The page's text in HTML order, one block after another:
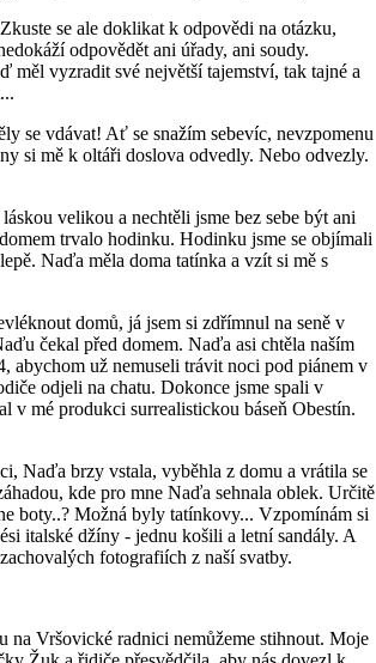
se ale doklikat k odpovědi na otázku,
odpovědět ani úřady, ani soudy.
měl vyzradit své největší tajemství, tak tajné a
se vdávat! Ať se snažím sebevíc, nevzpomenu
si mě k oltáři doslova odvedly. Nebo odvezly.
velikou a nechtěli jsme bez sebe být ani
trvalo hodinku. Hodinku jsme se objímali
Naďa měla doma tatínka a vzít si mě s
domů, já jsem si zdřímnul na seně v
čekal před domem. Naďa asi chtěla naším
abychom už nemuseli trávit noci pod piánem v
odjeli na chatu. Dokonce jsme spali v
v mé produkci surrealistickou báseň Obestín.
Naďa brzy vstala, vyběhla z domu a vrátila se
kde pro mne Naďa sehnala oblek. Určitě
boty..? Možná byly tatínkovy... Vzpomínám si
italské džíny - jednu košili a letní sandály. A
fotografiích z naší svatby.
na Vršovické radnici nemůžeme stihnout. Moje